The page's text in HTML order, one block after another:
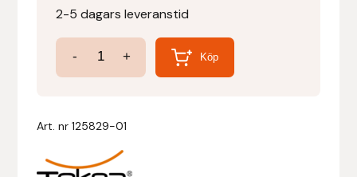
2-5 dagars leveranstid
-
Schabrak
Dressyr
+ Köp
Art. nr125829-01
Denni Design
Denni Design / Bomber Bits
Draupnir
Dy’on